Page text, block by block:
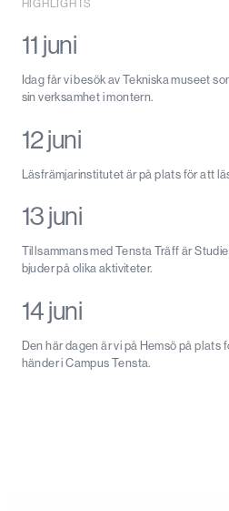
HIGHLIGHTS
11 juni
Idag får vi besök av Tekniska museet
sin verksamhet i montern.
12 juni
Läsfrämjarinstitutet är på plats för att
13 juni
Tillsammans med Tensta Träff är
bjuder på olika aktiviteter.
14 juni
Den här dagen är vi på Hemsö på plats
händer i Campus Tensta.